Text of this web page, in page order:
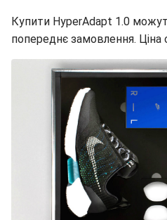
Купити HyperAdapt 1.0
попереднє замовлення. Ціна